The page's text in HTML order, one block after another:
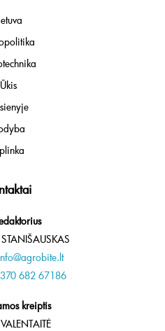
Ūkis
682 67186
kreiptis